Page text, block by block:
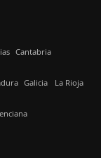
Cantabria
Galicia La Rioja